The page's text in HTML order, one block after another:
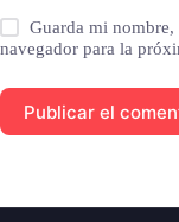
Guarda mi
navegador para la
Publicar el